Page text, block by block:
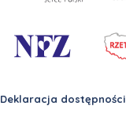
Deklaracja dostępności